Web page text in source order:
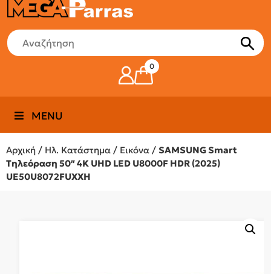
0
MENU
Αρχική / Ηλ. Κατάστημα / Εικόνα / SAMSUNG Smart
Τηλεόραση 50″ 4K UHD LED U8000F HDR (2025)
UE50U8072FUXXH